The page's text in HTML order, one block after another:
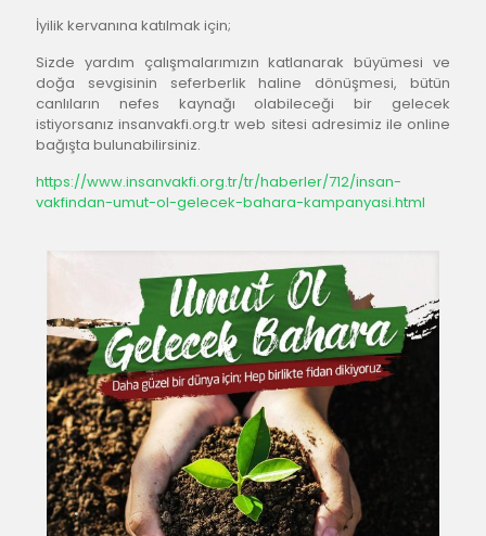
İyilik kervanına katılmak için;
Sizde yardım çalışmalarımızın katlanarak büyümesi ve
doğa sevgisinin seferberlik haline dönüşmesi, bütün
canlıların nefes kaynağı olabileceği bir gelecek
istiyorsanız insanvakfi.org.tr web sitesi adresimiz ile online
bağışta bulunabilirsiniz.
https://www.insanvakfi.org.tr/tr/haberler/712/insan-
vakfindan-umut-ol-gelecek-bahara-kampanyasi.html